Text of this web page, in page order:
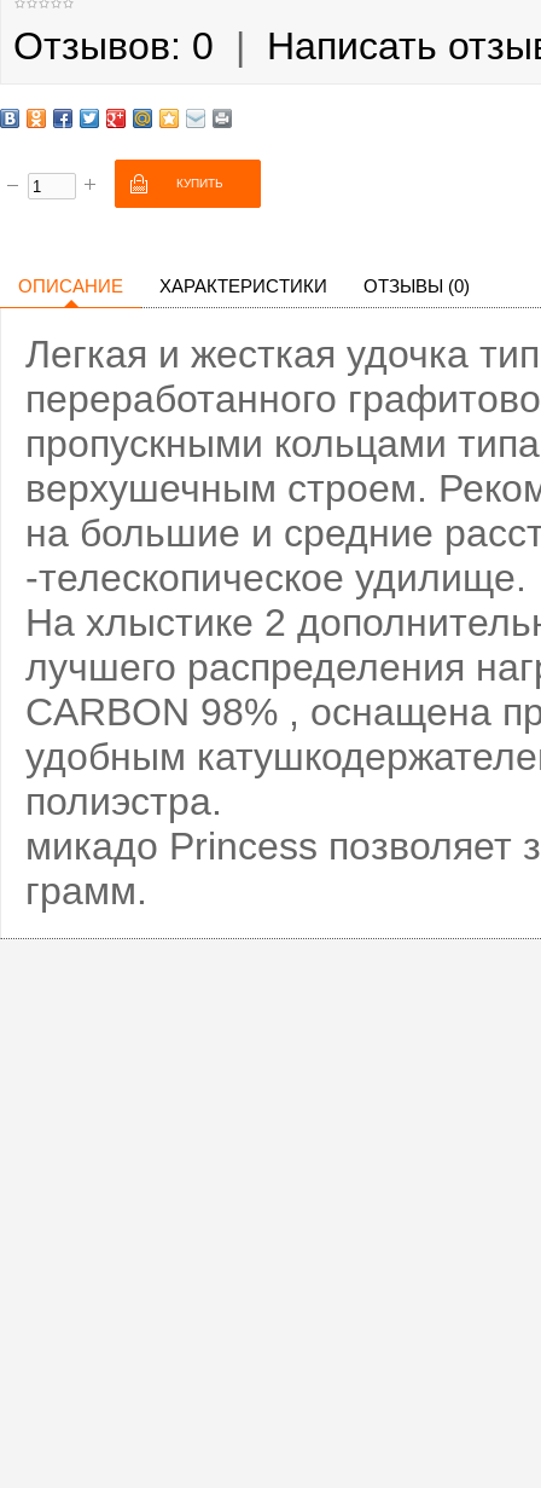
Отзывов: 0 | Написать
ОПИСАНИЕ ХАРАКТЕРИСТИКИ ОТЗЫВЫ (0)
Легкая и жесткая удочка
переработанного
пропускными кольцами
верхушечным строем.
на большие и средние
-телескопическое удилище.
На хлыстике 2
лучшего распределения
CARBON 98% , оснащена
удобным
полиэстра.
микадо Princess позволяет
грамм.